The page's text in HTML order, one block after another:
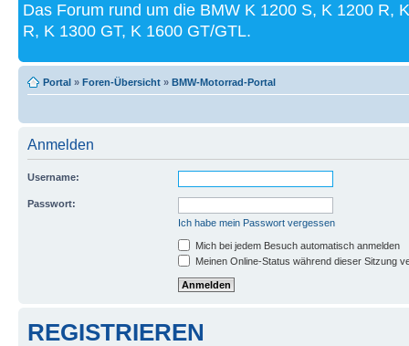
Das Forum rund um die BMW K 1200 S, K 1200 R,
R, K 1300 GT, K 1600 GT/GTL.
Portal » Foren-Übersicht » BMW-Motorrad-Portal
Anmelden
Username:
Passwort:
Ich habe mein Passwort vergessen
Mich bei jedem Besuch automatisch anmelden
Meinen Online-Status während dieser Sitzung
REGISTRIEREN